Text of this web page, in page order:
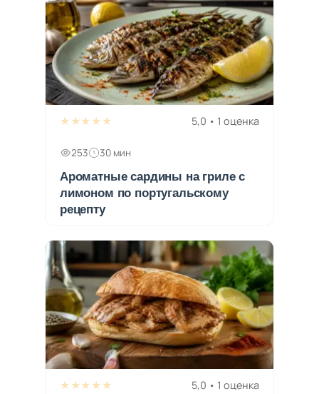
★★★★★ 5,0 • 1 оценка
253 30 мин
Ароматные сардины на гриле с
лимоном по португальскому
рецепту
★★★★★ 5,0 • 1 оценка